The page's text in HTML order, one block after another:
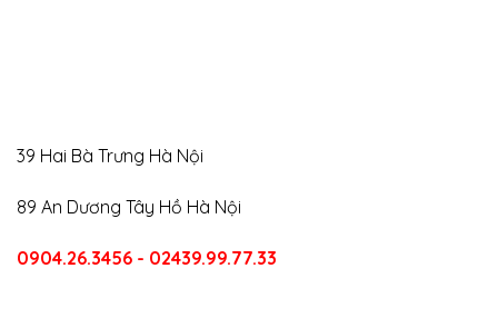
39 Hai Bà Trưng Hà Nội
89 An Dương Tây Hồ Hà Nội
0904.26.3456 - 02439.99.77.33